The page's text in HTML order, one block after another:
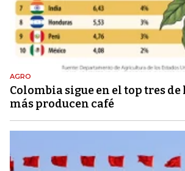
AGRO
Colombia sigue en el top tres de
más producen café